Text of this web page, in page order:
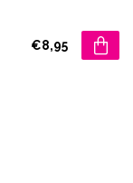
€8,95